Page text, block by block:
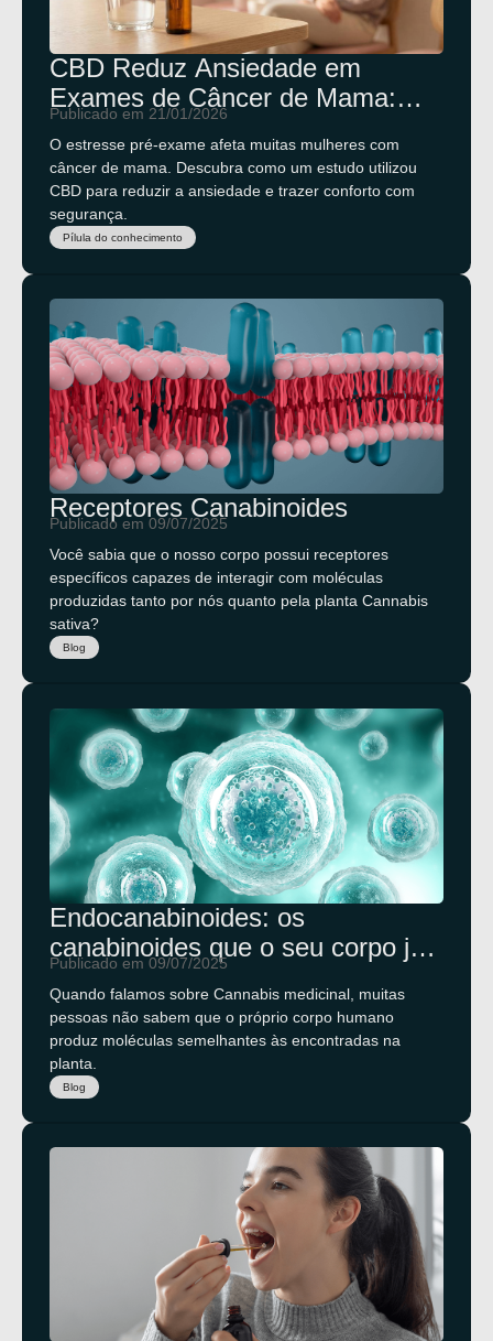
CBD Reduz Ansiedade em
Exames de Câncer de Mama:
Novo Estudo
Publicado em 21/01/2026
O estresse pré-exame afeta muitas mulheres com
câncer de mama. Descubra como um estudo utilizou
CBD para reduzir a ansiedade e trazer conforto com
segurança.
Pílula do conhecimento
Receptores Canabinoides
Publicado em 09/07/2025
Você sabia que o nosso corpo possui receptores
específicos capazes de interagir com moléculas
produzidas tanto por nós quanto pela planta Cannabis
sativa?
Blog
Endocanabinoides: os
canabinoides que o seu corpo já
produz naturalmente
Publicado em 09/07/2025
Quando falamos sobre Cannabis medicinal, muitas
pessoas não sabem que o próprio corpo humano
produz moléculas semelhantes às encontradas na
planta.
Blog